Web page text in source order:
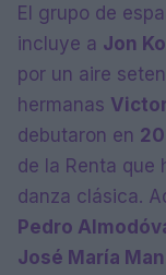
El grupo de
incluye a Jon
por un aire
hermanas
debutaron en
de la Renta que
danza clásica.
Pedro
José María